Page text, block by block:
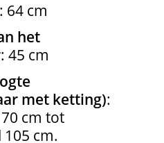
: 64 cm
het
: 45 cm
met ketting):
cm tot
cm.